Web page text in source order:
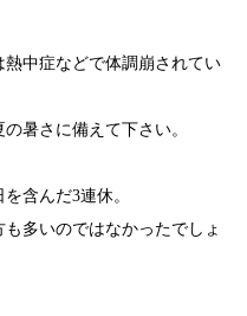
中症などで体調崩されてい
暑さに備えて下さい。
含んだ3連休。
多いのではなかったでしょ